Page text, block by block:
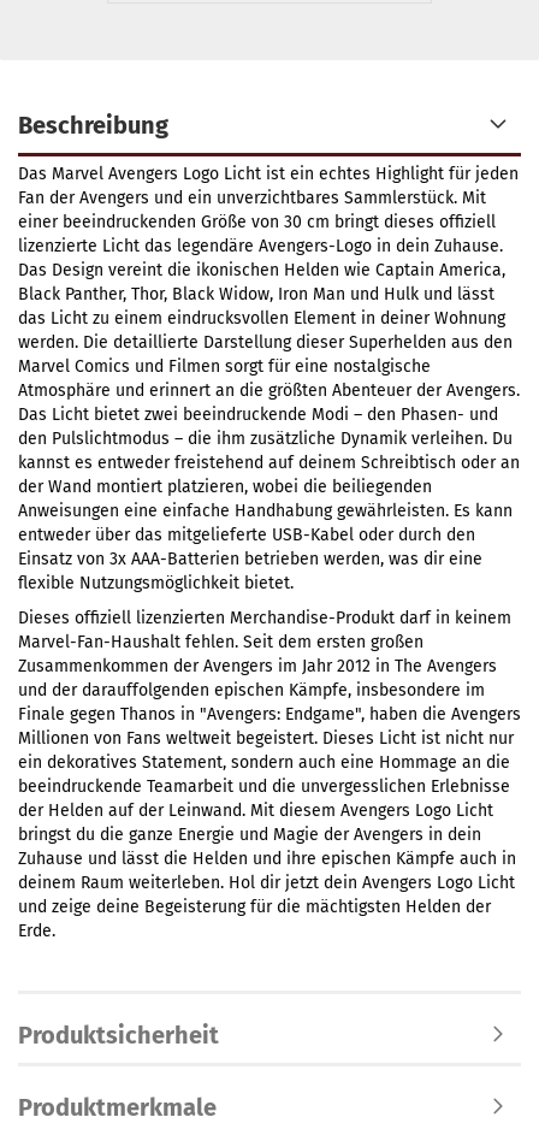
Beschreibung
Das Marvel Avengers Logo Licht ist ein echtes Highlight für jeden
Fan der Avengers und ein unverzichtbares Sammlerstück. Mit
einer beeindruckenden Größe von 30 cm bringt dieses offiziell
lizenzierte Licht das legendäre Avengers-Logo in dein Zuhause.
Das Design vereint die ikonischen Helden wie Captain America,
Black Panther, Thor, Black Widow, Iron Man und Hulk und lässt
das Licht zu einem eindrucksvollen Element in deiner Wohnung
werden. Die detaillierte Darstellung dieser Superhelden aus den
Marvel Comics und Filmen sorgt für eine nostalgische
Atmosphäre und erinnert an die größten Abenteuer der Avengers.
Das Licht bietet zwei beeindruckende Modi – den Phasen- und
den Pulslichtmodus – die ihm zusätzliche Dynamik verleihen. Du
kannst es entweder freistehend auf deinem Schreibtisch oder an
der Wand montiert platzieren, wobei die beiliegenden
Anweisungen eine einfache Handhabung gewährleisten. Es kann
entweder über das mitgelieferte USB-Kabel oder durch den
Einsatz von 3x AAA-Batterien betrieben werden, was dir eine
flexible Nutzungsmöglichkeit bietet.
Dieses offiziell lizenzierten Merchandise-Produkt darf in keinem
Marvel-Fan-Haushalt fehlen. Seit dem ersten großen
Zusammenkommen der Avengers im Jahr 2012 in The Avengers
und der darauffolgenden epischen Kämpfe, insbesondere im
Finale gegen Thanos in "Avengers: Endgame", haben die Avengers
Millionen von Fans weltweit begeistert. Dieses Licht ist nicht nur
ein dekoratives Statement, sondern auch eine Hommage an die
beeindruckende Teamarbeit und die unvergesslichen Erlebnisse
der Helden auf der Leinwand. Mit diesem Avengers Logo Licht
bringst du die ganze Energie und Magie der Avengers in dein
Zuhause und lässt die Helden und ihre epischen Kämpfe auch in
deinem Raum weiterleben. Hol dir jetzt dein Avengers Logo Licht
und zeige deine Begeisterung für die mächtigsten Helden der
Erde.
Produktsicherheit
Produktmerkmale